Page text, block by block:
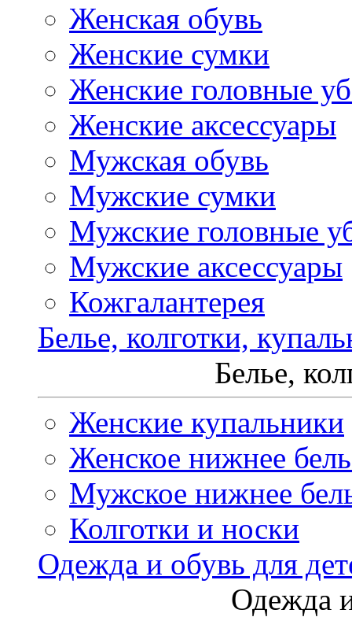
Женская обувь
Женские сумки
Женские головные
Женские аксессуары
Мужская обувь
Мужские сумки
Мужские головные
Мужские аксессуары
Кожгалантерея
Белье, колготки,
Белье,
Женские купальники
Женское нижнее
Мужское нижнее
Колготки и носки
Одежда и обувь для
Одежда